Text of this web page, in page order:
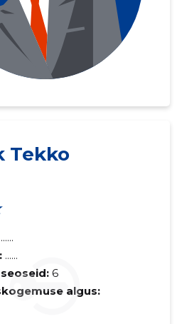
Tekko
......
......
6
algus:
Sinu